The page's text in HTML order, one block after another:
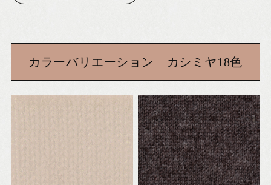
カラーバリエーション カシミヤ18色